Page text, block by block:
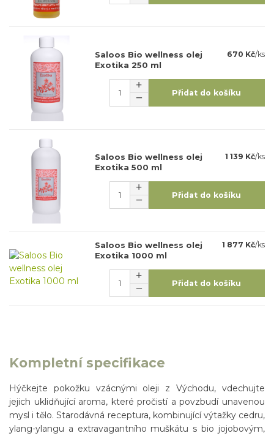
Saloos Bio wellness olej
Exotika 250 ml
670 Kč/ks
Přidat do košíku
Saloos Bio wellness olej
Exotika 500 ml
1 139 Kč/ks
Přidat do košíku
Saloos Bio wellness olej
Exotika 1000 ml
1 877 Kč/ks
Přidat do košíku
Kompletní specifikace
Hýčkejte pokožku vzácnými oleji z Východu, vdechujte
jejich uklidňující aroma, které pročistí a povzbudí unavenou
mysl i tělo. Starodávná receptura, kombinující výtažky cedru,
ylang-ylangu a extravagantního muškátu s bio jojobovým,